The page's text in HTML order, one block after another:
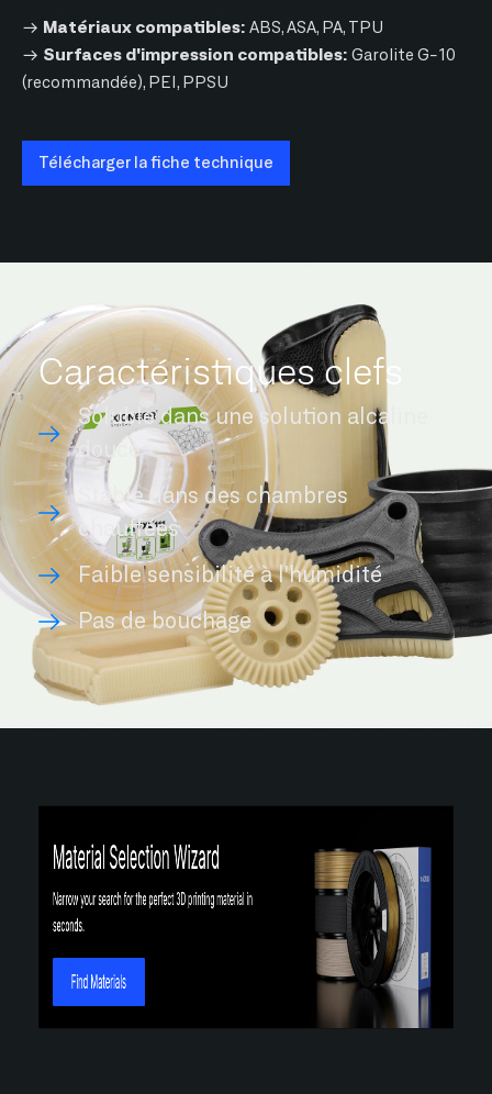
→ Matériaux compatibles: ABS, ASA, PA, TPU
→ Surfaces d'impression compatibles: Garolite G-10
(recommandée), PEI, PPSU
Télécharger la fiche technique
Caractéristiquesclefs
Soluble dans une solution alcaline
douce
Stable dans des chambres
chauffées
Faible sensibilité à l'humidité
Pas de bouchage